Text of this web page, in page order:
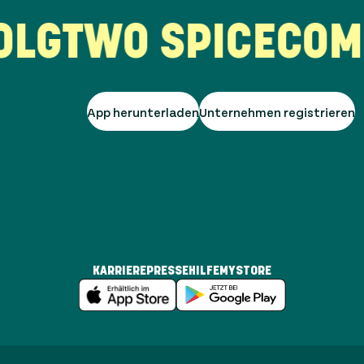
TWO SPICE
App herunterladenUnternehmen registrieren
KARRIERE PRESSE HILFE MYSTORE